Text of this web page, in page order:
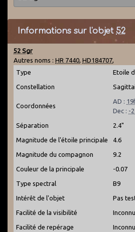
Informations sur l'objet 52
52 Sgr
Autres noms : HR 7440, HD184707,
Type
Etoile
Constellation
Coordonnées
AD :
Dec : -
Séparation 2.4"
Magnitude de l'étoile principale 4.6
Magnitude du compagnon 9.2
Couleur de la principale -0.07
Type spectral B9
Intérêt de l'objet Pas
Facilité de la visibilité
Facilité de repérage Inconnu